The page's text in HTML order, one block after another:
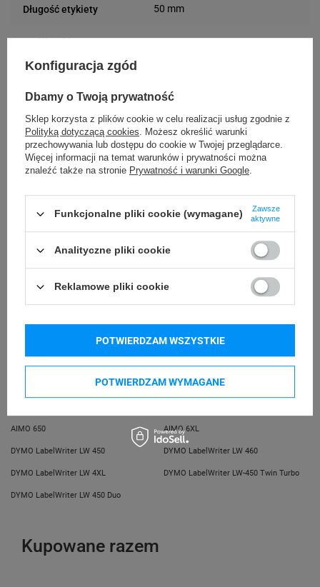
Długość etykiety 50 mm
Możliwość
odklejenia
Gwarancja 24 miesiące
Kod producenta S0722460
Towar z
Tak
Podmiot
Specmark
Bielska 210
43-400 Cieszyn (Polska)
telefon: 730811399
e-mail: gspr@ptmb.pl
Osoby
odpowiedzialne
Bielska 210
43-400 Cieszyn (Polska)
e-mail: gspr@ptmb.pl
Kompatybilne urządzenia
AIMO 650 AIMO 6XL
DYMO LabelWriter LW 450 DYMO LabelWriter LW 460
DYMO LabelWriter LW 4XL DYMO LabelWriter LW-450 Twin Turbo
DYMO LabelWriter LW 450 Duo
Kupowane razem
Konfiguracja zgód
Dbamy o Twoją prywatność
Sklep korzysta z plików cookie w celu realizacji usług zgodnie z
Polityką dotyczącą cookies. Możesz określić warunki
przechowywania lub dostępu do cookie w Twojej przeglądarce.
Więcej informacji na temat warunków i prywatności można
znaleźć także na stronie Prywatność i warunki Google.
Funkcjonalne pliki cookie (wymagane)
Zawsze
aktywne
Analityczne pliki cookie
Reklamowe pliki cookie
POTWIERDZAM WYMAGANE
POTWIERDZAM WSZYSTKIE